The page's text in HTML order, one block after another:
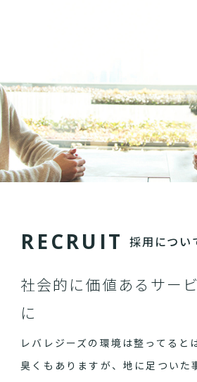
RECRU IT 採用につい
社会的に価値あるサー
に
レバレジーズの環境は整ってると
臭くもありますが、地に足ついた